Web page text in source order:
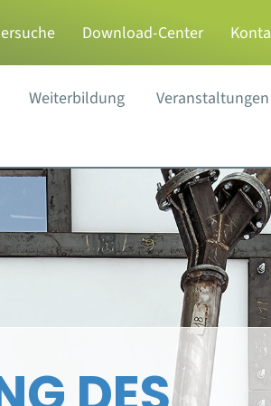
Download-Center
Weiterbildung Veranstaltungen